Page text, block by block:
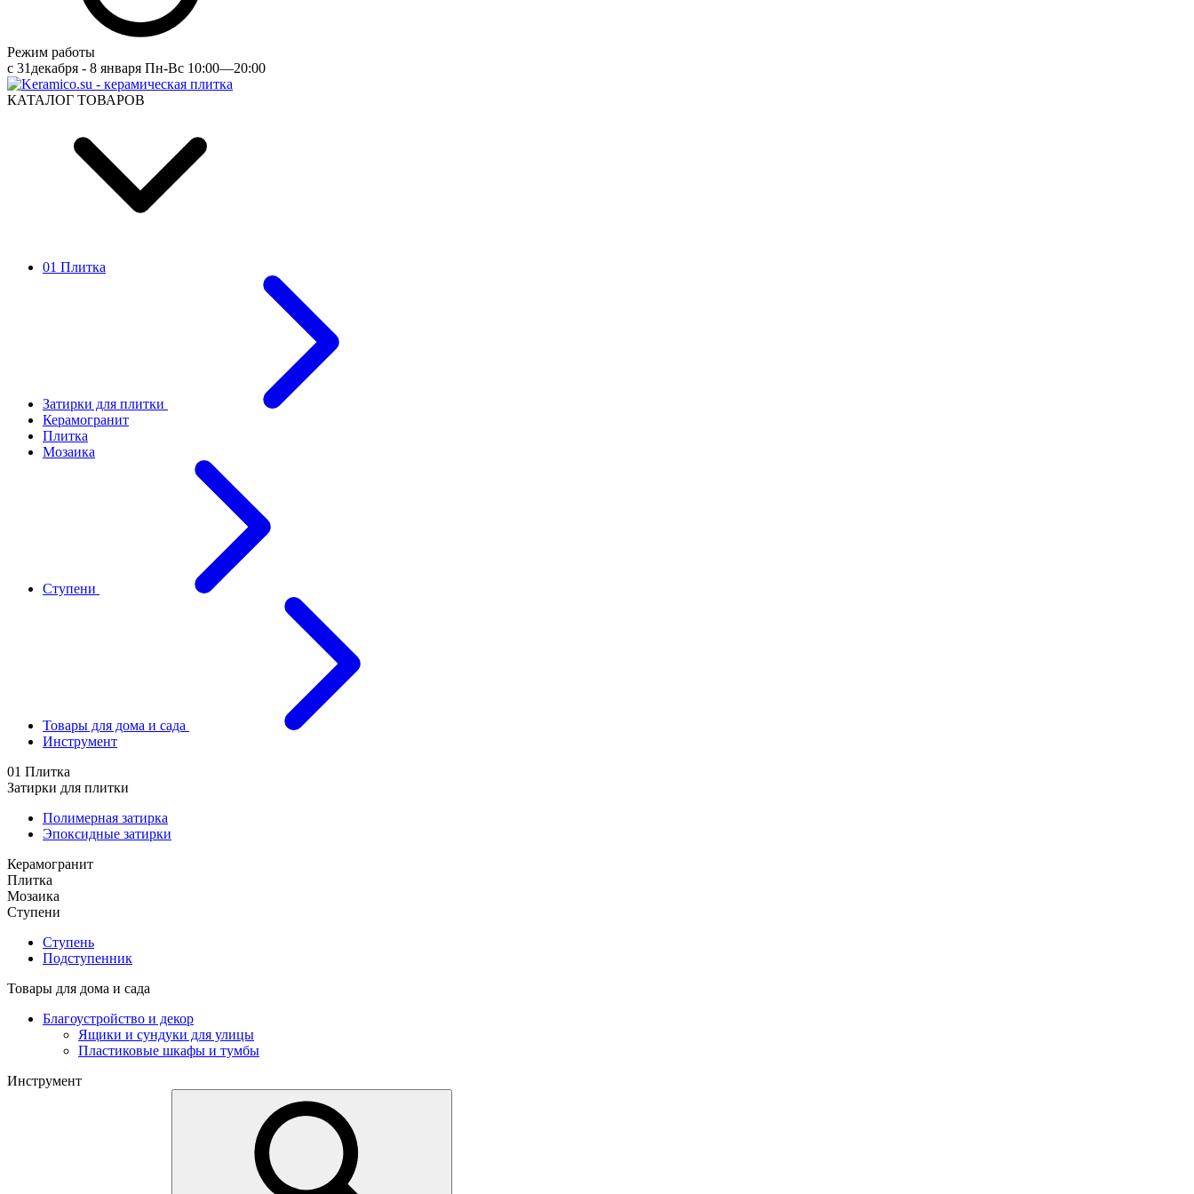
Режим работы
c 31декабря - 8 января Пн-Вс 10:00—20:00
КАТАЛОГ ТОВАРОВ
01 Плитка
Затирки для плитки
Керамогранит
Плитка
Мозаика
Ступени
Товары для дома и сада
Инструмент
01 Плитка
Затирки для плитки
Полимерная затирка
Эпоксидные затирки
Керамогранит
Плитка
Мозаика
Ступени
Ступень
Подступенник
Товары для дома и сада
Благоустройство и декор
Ящики и сундуки для улицы
Пластиковые шкафы и тумбы
Инструмент